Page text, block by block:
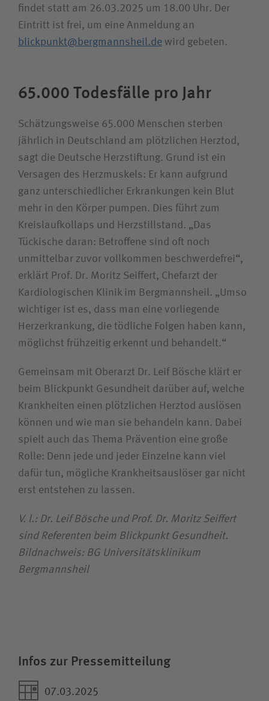
Journalistin/Journalist
findet statt am 26.03.2025 um 18.00 Uhr. Der
Eintritt ist frei, um eine Anmeldung an
blickpunkt@bergmannsheil.de wird gebeten.
65.000 Todesfälle pro Jahr
Schätzungsweise 65.000 Menschen sterben
jährlich in Deutschland am plötzlichen Herztod,
sagt die Deutsche Herzstiftung. Grund ist ein
Versagen des Herzmuskels: Er kann aufgrund
ganz unterschiedlicher Erkrankungen kein Blut
mehr in den Körper pumpen. Dies führt zum
Kreislaufkollaps und Herzstillstand. „Das
Tückische daran: Betroffene sind oft noch
unmittelbar zuvor vollkommen beschwerdefrei“,
erklärt Prof. Dr. Moritz Seiffert, Chefarzt der
Kardiologischen Klinik im Bergmannsheil. „Umso
wichtiger ist es, dass man eine vorliegende
Herzerkrankung, die tödliche Folgen haben kann,
möglichst frühzeitig erkennt und behandelt.“
Gemeinsam mit Oberarzt Dr. Leif Bösche klärt er
beim Blickpunkt Gesundheit darüber auf, welche
Krankheiten einen plötzlichen Herztod auslösen
können und wie man sie behandeln kann. Dabei
spielt auch das Thema Prävention eine große
Rolle: Denn jede und jeder Einzelne kann viel
dafür tun, mögliche Krankheitsauslöser gar nicht
erst entstehen zu lassen.
V. l.: Dr. Leif Bösche und Prof. Dr. Moritz Seiffert
sind Referenten beim Blickpunkt Gesundheit.
Bildnachweis: BG Universitätsklinikum
Bergmannsheil
Infos zur Pressemitteilung
07.03.2025